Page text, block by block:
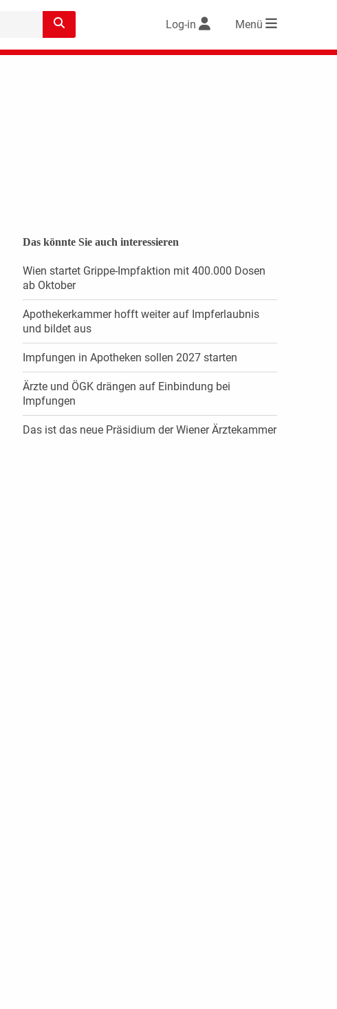
Log-in Menü
Das könnte Sie auch interessieren
Wien startet Grippe-Impfaktion mit 400.000 Dosen
ab Oktober
Apothekerkammer hofft weiter auf Impferlaubnis
und bildet aus
Impfungen in Apotheken sollen 2027 starten
Ärzte und ÖGK drängen auf Einbindung bei
Impfungen
Das ist das neue Präsidium der Wiener Ärztekammer